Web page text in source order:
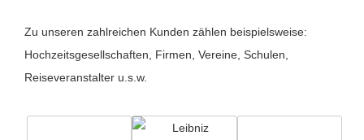
Zu unseren zahlreichen Kunden zählen beispielsweise:
Hochzeitsgesellschaften, Firmen, Vereine, Schulen,
Reiseveranstalter u.s.w.